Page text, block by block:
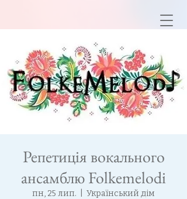
Репетиція вокального
ансамблю Folkemelodi
пн, 25 лип. Український дім